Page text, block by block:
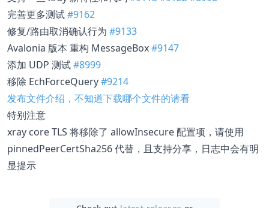
完善更多测试#9162
修复/路由取消确认行为 #9133
Avalonia 版本 重构 MessageBox#9147
添加 UDP 测试#8999
移除 EchForceQuery#9214
发布文件介绍，不知道下载哪个文件的请看
特别注意
xray core TLS 将移除了 allowInsecure 配置项，请使用
pinnedPeerCertSha256 代替，且支持分享，日志中会有明
显提示